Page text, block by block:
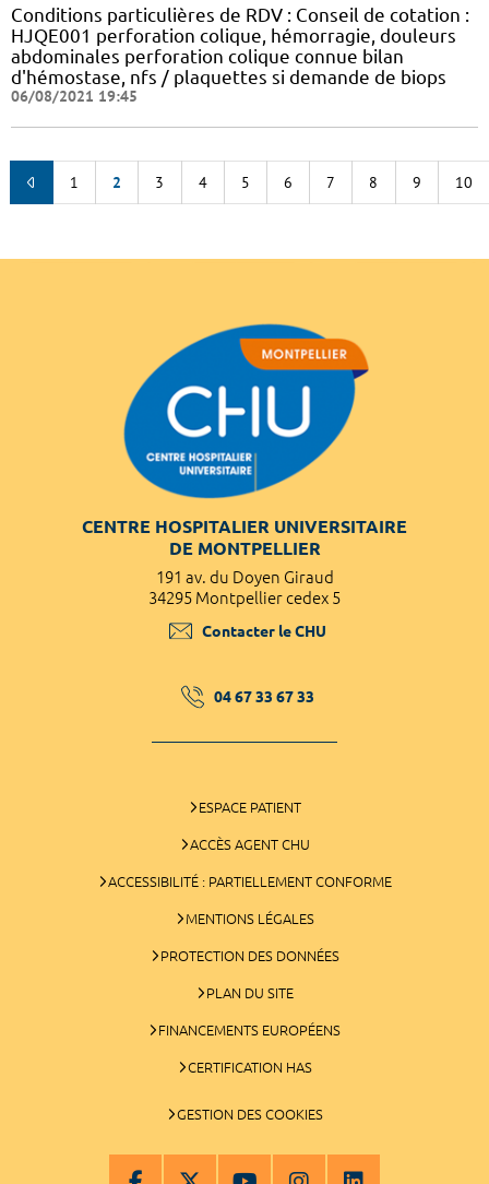
Conditions particulières de RDV : Conseil de cotation :
HJQE001 perforation colique, hémorragie, douleurs
abdominales perforation colique connue bilan
d'hémostase, nfs / plaquettes si demande de biops
06/08/2021 19:45
1 2 3 4 5 6 7 8 9 10
CENTRE HOSPITALIER UNIVERSITAIRE
DE MONTPELLIER
191 av. du Doyen Giraud
34295 Montpellier cedex 5
Contacter le CHU
04 67 33 67 33
ESPACE PATIENT
ACCÈS AGENT CHU
ACCESSIBILITÉ : PARTIELLEMENT CONFORME
MENTIONS LÉGALES
PROTECTION DES DONNÉES
PLAN DU SITE
FINANCEMENTS EUROPÉENS
CERTIFICATION HAS
GESTION DES COOKIES